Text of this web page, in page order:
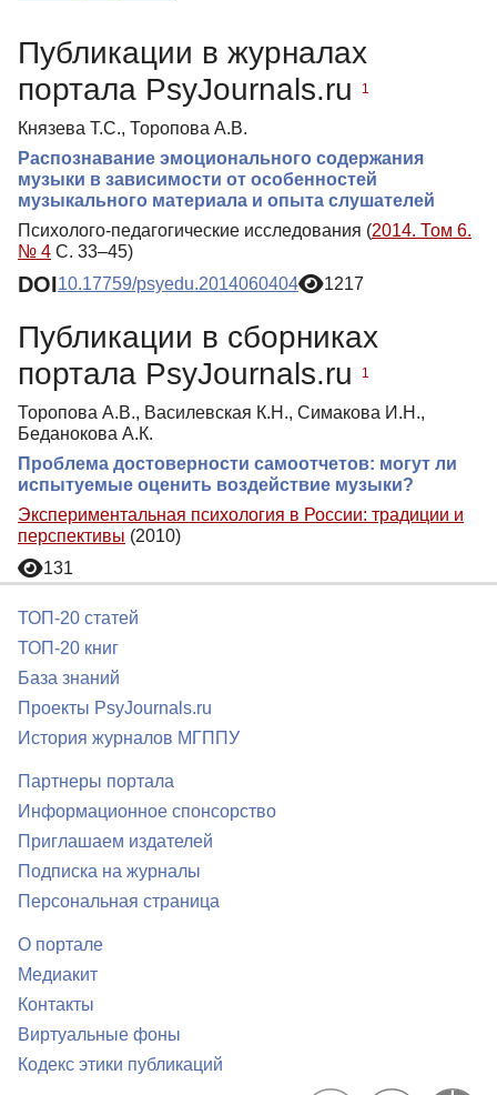
Публикации в журналах
портала PsyJournals.ru
1
Князева Т.С., Торопова А.В.
Распознавание эмоционального содержания
музыки в зависимости от особенностей
музыкального материала и опыта слушателей
Психолого-педагогические исследования (2014. Том 6.
№ 4 С. 33–45)
DOI10.17759/psyedu.2014060404 1217
Публикации в сборниках
портала PsyJournals.ru
1
Торопова А.В., Василевская К.Н., Симакова И.Н.,
Беданокова А.К.
Проблема достоверности самоотчетов: могут ли
испытуемые оценить воздействие музыки?
Экспериментальная психология в России: традиции и
перспективы (2010)
131
ТОП-20 статей
ТОП-20 книг
База знаний
Проекты PsyJournals.ru
История журналов МГППУ
Партнеры портала
Информационное спонсорство
Приглашаем издателей
Подписка на журналы
Персональная страница
О портале
Медиакит
Контакты
Виртуальные фоны
Кодекс этики публикаций